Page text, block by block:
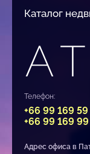
Каталог
Телефон:
+66 99 169 59
+66 99 169
Адрес офиса в